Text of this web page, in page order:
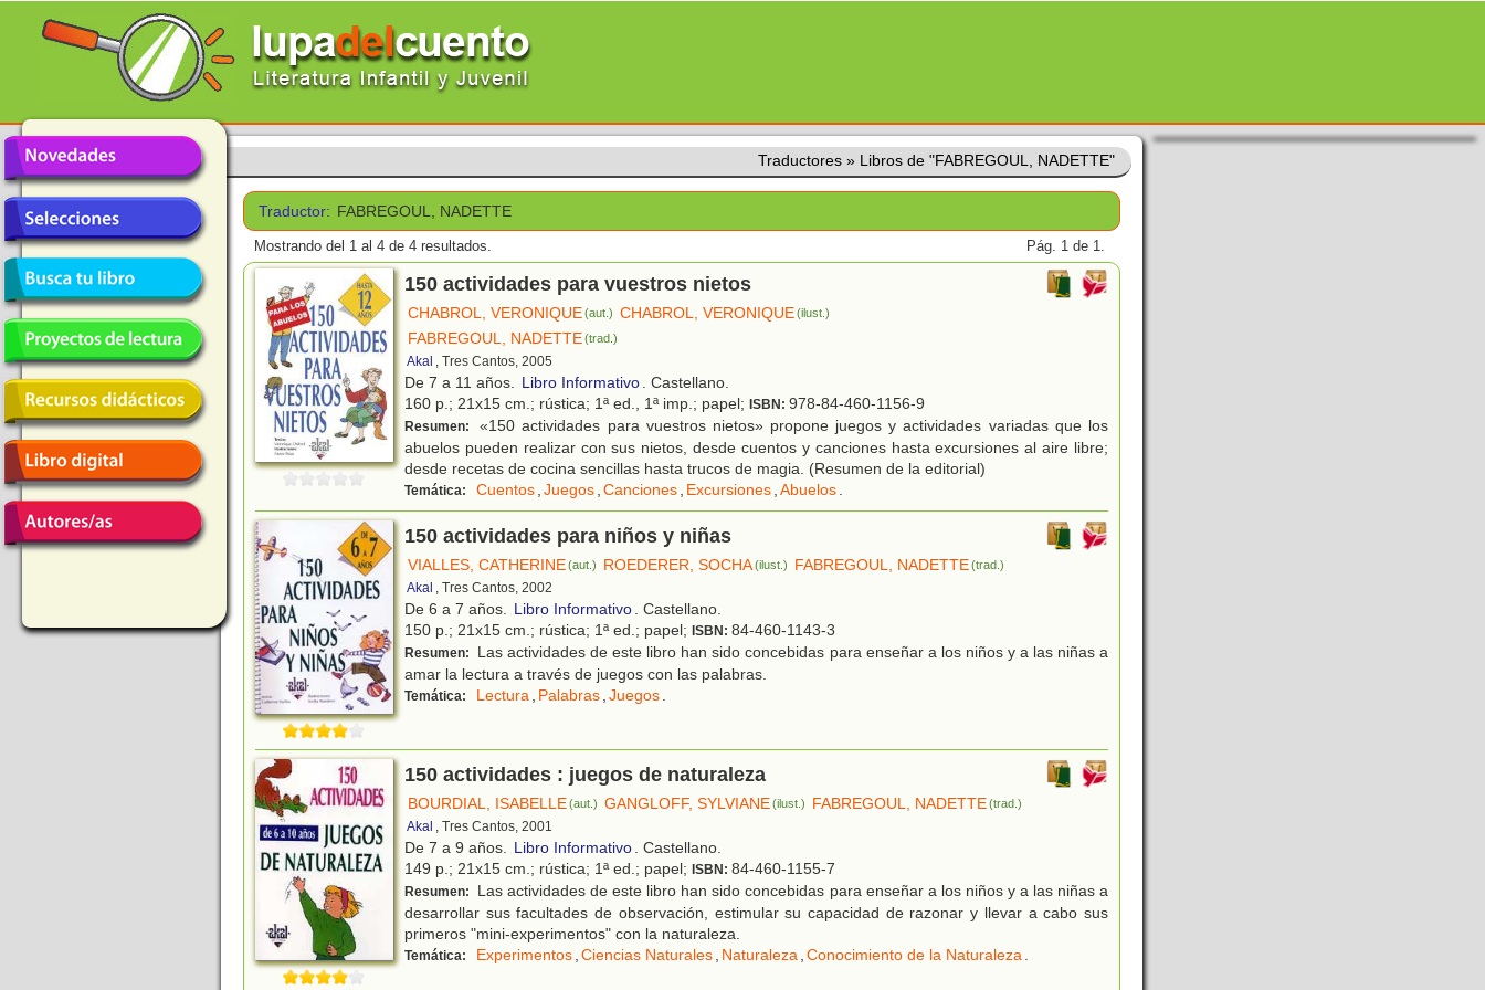
Traductores » Libros de "FABREGOUL, NADETTE"
Traductor: FABREGOUL, NADETTE
Mostrando del 1 al 4 de 4 resultados. Pág. 1 de 1.
150 actividades para vuestros nietos
CHABROL, VERONIQUE(aut.) CHABROL, VERONIQUE(ilust.)
FABREGOUL, NADETTE(trad.)
Akal , Tres Cantos, 2005
De 7 a 11 años. Libro Informativo. Castellano.
160 p.; 21x15 cm.; rústica; 1ª ed., 1ª imp.; papel; ISBN: 978-84-460-1156-9
Resumen:
«150 actividades para vuestros nietos» propone juegos y actividades variadas que los
abuelos pueden realizar con sus nietos, desde cuentos y canciones hasta excursiones al aire libre;
desde recetas de cocina sencillas hasta trucos de magia. (Resumen de la editorial)
Temática: Cuentos,Juegos,Canciones, Excursiones,Abuelos.
150 actividades para niños y niñas
VIALLES, CATHERINE(aut.) ROEDERER, SOCHA(ilust.) FABREGOUL, NADETTE (trad.)
Akal , Tres Cantos, 2002
De 6 a 7 años. Libro Informativo. Castellano.
150 p.; 21x15 cm.; rústica; 1ª ed.; papel; ISBN: 84-460-1143-3
Resumen:
Las actividades de este libro han sido concebidas para enseñar a los niños y a las niñas a
amar la lectura a través de juegos con las palabras.
Temática: Lectura, Palabras,Juegos.
150 actividades : juegos de naturaleza
BOURDIAL, ISABELLE(aut.) GANGLOFF, SYLVIANE(ilust.) FABREGOUL, NADETTE (trad.)
Akal , Tres Cantos, 2001
De 7 a 9 años. Libro Informativo
. Castellano.
149 p.; 21x15 cm.; rústica; 1ª ed.; papel; ISBN: 84-460-1155-7
Resumen:
Las actividades de este libro han sido concebidas para enseñar a los niños y a las niñas a
desarrollar sus facultades de observación, estimular su capacidad de razonar y llevar a cabo sus
primeros "mini-experimentos" con la naturaleza.
Temática: Experimentos Ciencias Naturales Naturaleza Conocimiento de la Naturaleza